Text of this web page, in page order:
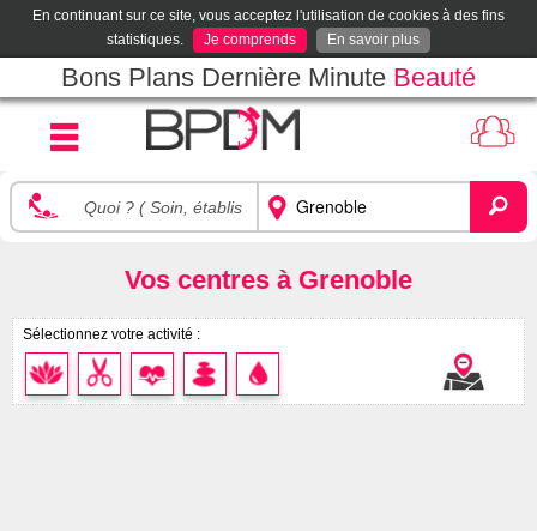
En continuant sur ce site, vous acceptez l'utilisation de cookies à des fins
statistiques.
Je comprends En savoir plus
Bons Plans Dernière Minute Beauté
Vos centres à Grenoble
Sélectionnez votre activité :